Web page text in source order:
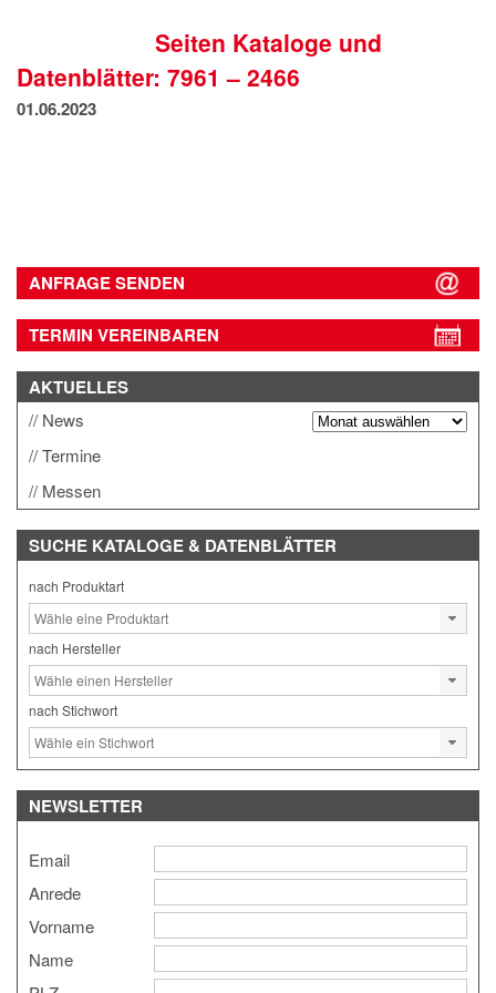
DATENSCHUTZSeiten Kataloge und
Datenblätter: 7961 – 2466
01.06.2023
ANFRAGE SENDEN
TERMIN VEREINBAREN
AKTUELLES
News
Termine
Messen
SUCHE KATALOGE & DATENBLÄTTER
nach Produktart
nach Hersteller
nach Stichwort
NEWSLETTER
Email
Anrede
Vorname
Name